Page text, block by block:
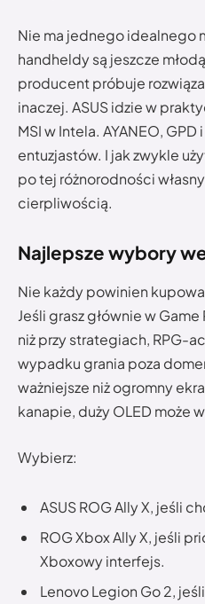
Nie ma jednego idealnego
handheldy są jeszcze
producent próbuje
inaczej. ASUS idzie w
MSI w Intela. AYANEO,
entuzjastów. I jak zwykle
po tej różnorodności
cierpliwością.
Najlepsze wybory
Nie każdy powinien
Jeśli grasz głównie w
niż przy strategiach, RPG-
wypadku grania poza
ważniejsze niż ogromny
kanapie, duży OLED może
Wybierz:
ASUS ROG Ally X, jeśli
ROG Xbox Ally X, jeśli
Xboxowy interfejs.
Lenovo Legion Go 2,